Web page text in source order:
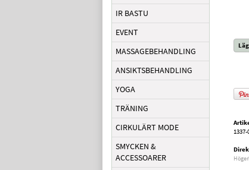
IR BASTU
EVENT
MASSAGEBEHANDLING
ANSIKTSBEHANDLING
YOGA
TRÄNING
CIRKULÄRT MODE
SMYCKEN &
ACCESSOARER
1337-